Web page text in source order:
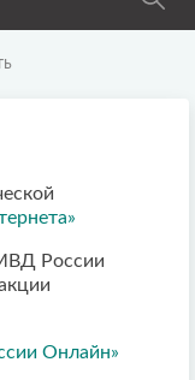
России
Онлайн»